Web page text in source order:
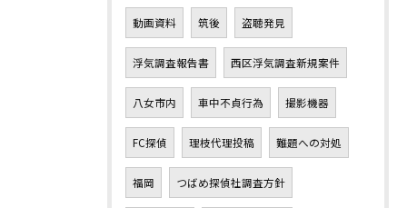
動画資料 筑後 盗聴発見
浮気調査報告書 西区浮気調査新規案件
八女市内 車中不貞行為 撮影機器
FC探偵 理枝代理投稿 難題への対処
福岡 つばめ探偵社調査方針